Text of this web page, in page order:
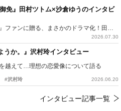
免』田村ツトム×沙倉ゆうのインタビ
『侍タイムスリッパー』ファンに贈る、まさかのドラマ化！田村ツトム×沙倉ゆうのが語る『心配無用ノ介』撮影秘話
2026.07.30
うか。』沢村玲インタビュー
越えて…理想の恋愛像について語る
#沢村玲 2026.06.20
インタビュー記事一覧